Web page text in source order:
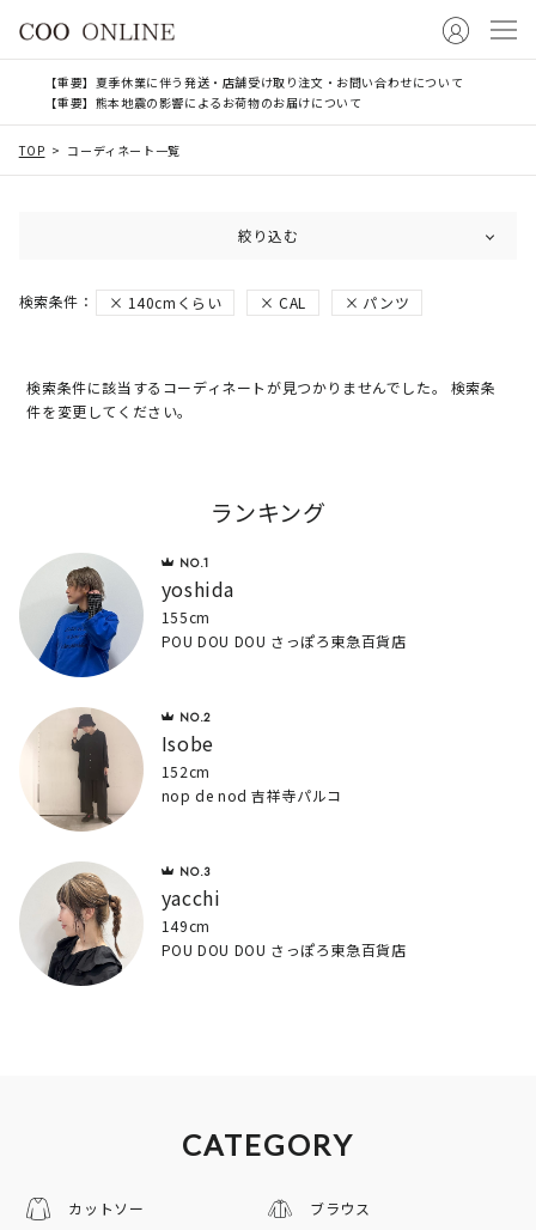
【重要】夏季休業に伴う発送・店舗受け取り注文・お問い合わせについて
【重要】熊本地震の影響によるお荷物のお届けについて
TOP コーディネート一覧
絞り込む
140cmくらい CAL パンツ
検索条件に該当するコーディネートが見つかりませんでした。 検索条
件を変更してください。
ランキング
yoshida
155cm
POU DOU DOU さっぽろ東急百貨店
Isobe
152cm
nop de nod 吉祥寺パルコ
yacchi
149cm
POU DOU DOU さっぽろ東急百貨店
CATEGORY
カットソー ブラウス